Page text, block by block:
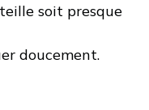
soit presque
doucement.